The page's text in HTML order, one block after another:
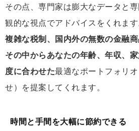
その点、専門家は膨大なデータと
観的な視点でアドバイスをくれます
複雑な税制、国内外の無数の金融商
その中からあなたの年齢、年収、
度に合わせた最適なポートフォリ
せ）を提案してくれます。
時間と手間を大幅に節約できる